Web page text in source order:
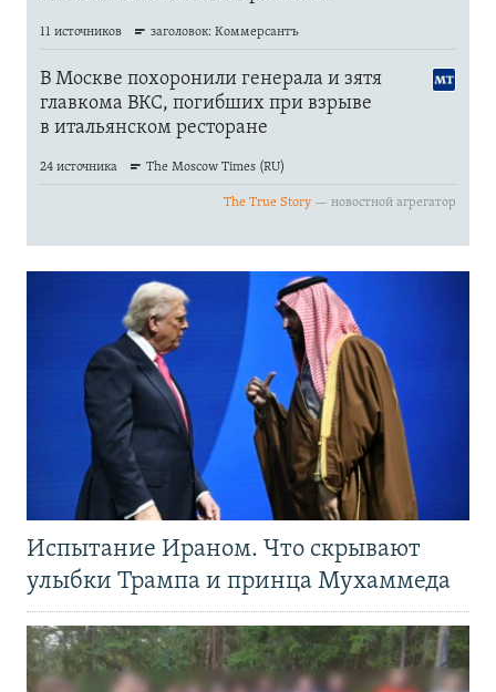
Испытание Ираном. Что скрывают
улыбки Трампа и принца Мухаммеда